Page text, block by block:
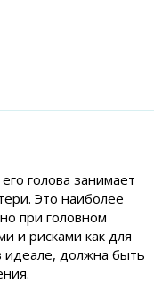
голова занимает
Это наиболее
при головном
и рисками как для
идеале, должна быть